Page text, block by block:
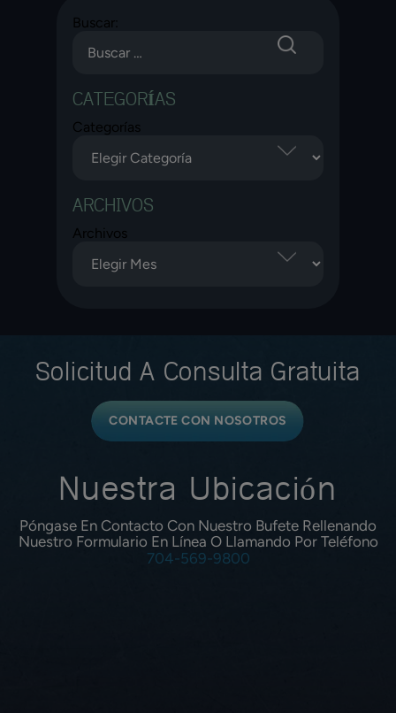
Buscar:
CATEGORÍAS
Categorías
ARCHIVOS
Archivos
Solicitud A Consulta Gratuita
CONTACTE CON NOSOTROS
Póngase En Contacto Con Nuestro Bufete Rellenando
Nuestro Formulario En Línea O Llamando Por Teléfono
704-569-9800
Nuestra Ubicación